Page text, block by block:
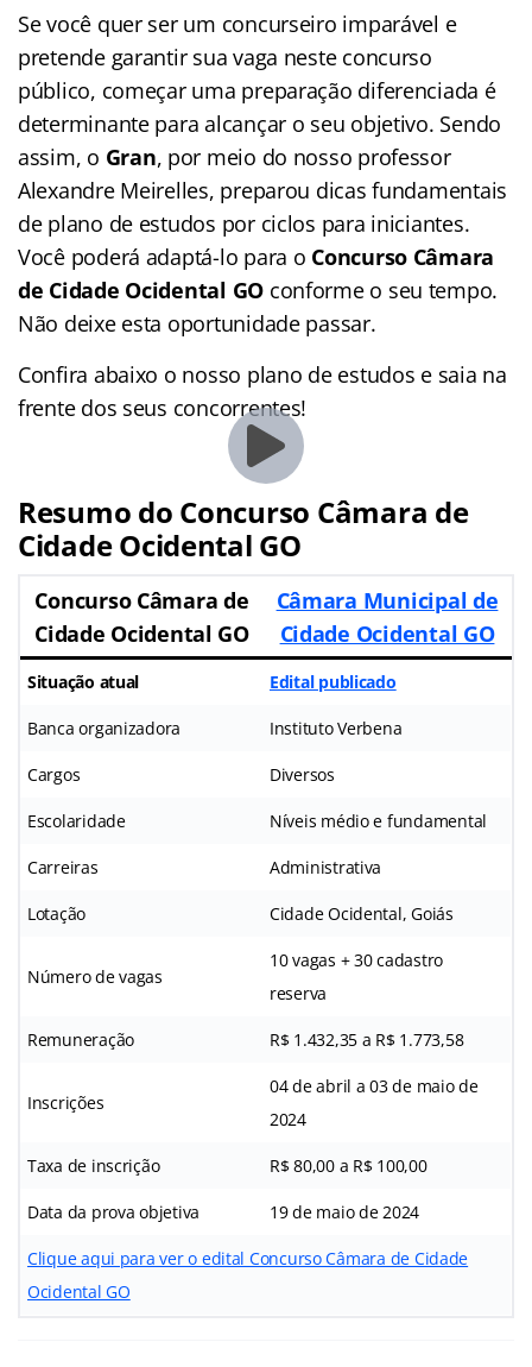
Se você quer ser um concurseiro imparável e
pretende garantir sua vaga neste concurso
público, começar uma preparação diferenciada é
determinante para alcançar o seu objetivo. Sendo
assim, o Gran, por meio do nosso professor
Alexandre Meirelles, preparou dicas fundamentais
de plano de estudos por ciclos para iniciantes.
Você poderá adaptá-lo para o Concurso Câmara
de Cidade Ocidental GO conforme o seu tempo.
Não deixe esta oportunidade passar.
Confira abaixo o nosso plano de estudos e saia na
frente dos seus concorrentes!
Resumo do Concurso Câmara de
Cidade Ocidental GO
Concurso Câmara de
Cidade Ocidental GO
Câmara Municipal de
Cidade Ocidental GO
Situação atual Edital publicado
Banca organizadora Instituto Verbena
Cargos Diversos
Escolaridade Níveis médio e fundamental
Carreiras Administrativa
Lotação Cidade Ocidental, Goiás
Número de vagas
10 vagas + 30 cadastro
reserva
Remuneração R$ 1.432,35 a R$ 1.773,58
Inscrições
04 de abril a 03 de maio de
2024
Taxa de inscrição R$ 80,00 a R$ 100,00
Data da prova objetiva 19 de maio de 2024
Clique aqui para ver o edital Concurso Câmara de Cidade
Ocidental GO